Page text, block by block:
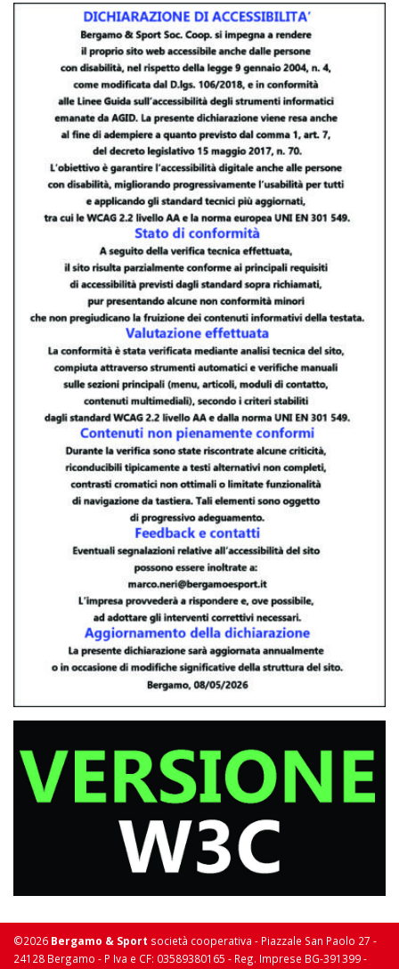
©2026 Bergamo & Sport società cooperativa - Piazzale San Paolo 27 -
24128 Bergamo - P Iva e CF: 03589380165 - Reg. Imprese BG-391399 -